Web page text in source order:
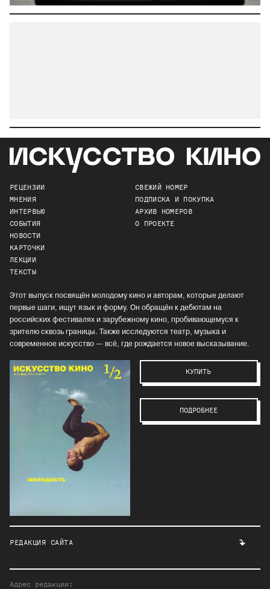
РЕЦЕНЗИИ
МНЕНИЯ
ИНТЕРВЬЮ
СОБЫТИЯ
НОВОСТИ
КАРТОЧКИ
ЛЕКЦИИ
ТЕКСТЫ
СВЕЖИЙ НОМЕР
ПОДПИСКА И ПОКУПКА
АРХИВ НОМЕРОВ
О ПРОЕКТЕ
Этот выпуск посвящён молодому кино и авторам, которые делают
первые шаги, ищут язык и форму. Он обращён к дебютам на
российских фестивалях и зарубежному кино, пробивающемуся к
зрителю сквозь границы. Также исследуются театр, музыка и
современное искусство — всё, где рождается новое высказывание.
КУПИТЬ
ПОДРОБНЕЕ
РЕДАКЦИЯ САЙТА
Адрес редакции: